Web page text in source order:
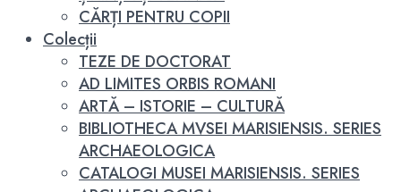
CĂRȚI PENTRU COPII
Colecții
TEZE DE DOCTORAT
AD LIMITES ORBIS ROMANI
ARTĂ – ISTORIE – CULTURĂ
BIBLIOTHECA MVSEI MARISIENSIS. SERIES
ARCHAEOLOGICA
CATALOGI MUSEI MARISIENSIS. SERIES